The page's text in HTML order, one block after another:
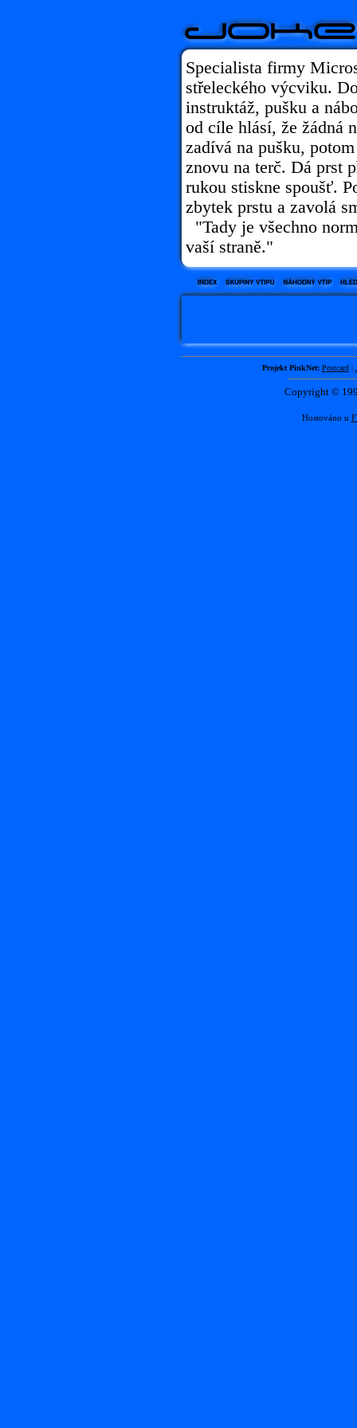
Specialista firmy
střeleckého výcviku.
instruktáž, pušku a
od cíle hlásí, že žádná
zadívá na pušku,
znovu na terč. Dá prst
rukou stiskne spoušť.
zbytek prstu a zavolá
"Tady je všechno
vaší straně."
Projekt PinkNet: Postcard|
Copyright ©
Hostováno u